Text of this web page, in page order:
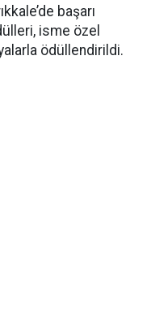
başarı
isme özel
ödüllendirildi.